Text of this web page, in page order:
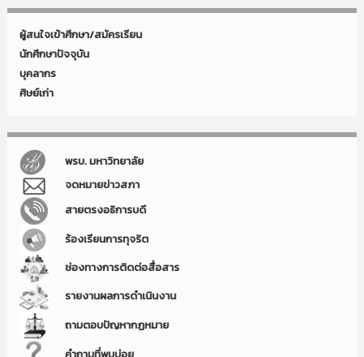
ผู้สนใจเข้าศึกษา/สมัครเรียน
นักศึกษาปัจจุบัน
บุคลากร
ศิษย์เก่า
พรบ. มหาวิทยาลัย
จดหมายข่าวสภา
สายตรงอธิการบดี
ร้องเรียนการทุจริต
ช่องทางการติดต่อสื่อสาร
รายงานผลการดำเนินงาน
ถามตอบปัญหากฏหมาย